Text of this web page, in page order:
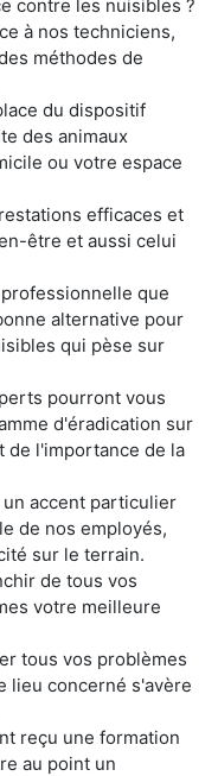
contre les nuisibles ?
à nos techniciens,
méthodes de
du dispositif
des animaux
ou votre espace
efficaces et
être et aussi celui
que
alternative pour
qui pèse sur
pourront vous
d'éradication sur
de l'importance de la
accent particulier
de nos employés,
sur le terrain.
de tous vos
votre meilleure
tous vos problèmes
lieu concerné s'avère
reçu une formation
au point un